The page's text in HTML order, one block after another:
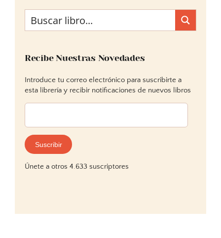
Recibe Nuestras Novedades
Introduce tu correo electrónico para suscribirte a
esta librería y recibir notificaciones de nuevos libros
Dirección
correo
electrónico:
Suscribir
Únete a otros 4.633 suscriptores